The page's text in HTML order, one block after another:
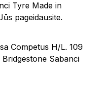
Tyre Made in
pageidausite.
Competus H/L. 109
Sabanci